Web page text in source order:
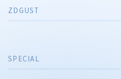
SPECIAL
ZDGUST